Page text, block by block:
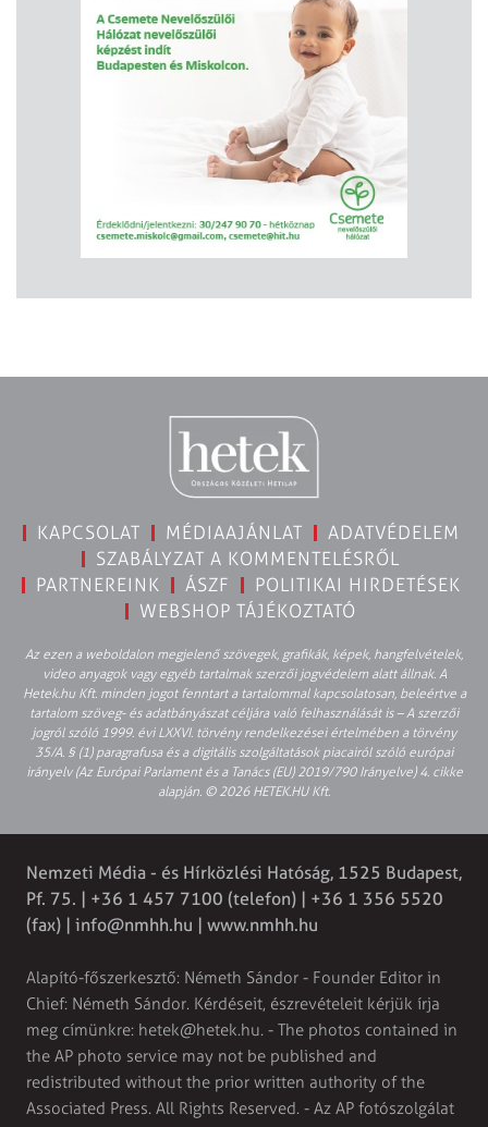
KAPCSOLAT MÉDIAAJÁNLAT
ADATVÉDELEM
SZABÁLYZAT A KOMMENTELÉSRŐL
PARTNEREINK
ÁSZF
POLITIKAI HIRDETÉSEK
WEBSHOP TÁJÉKOZTATÓ
Az ezen a weboldalon megjelenő szövegek, grafikák, képek, hangfelvételek,
video anyagok vagy egyéb tartalmak szerzői jogvédelem alatt állnak. A
Hetek.hu Kft. minden jogot fenntart a tartalommal kapcsolatosan, beleértve a
tartalom szöveg- és adatbányászat céljára való felhasználását is – A szerzői
jogról szóló 1999. évi LXXVI. törvény rendelkezései értelmében a törvény
35/A. § (1) paragrafusa és a digitális szolgáltatások piacairól szóló európai
irányelv (Az Európai Parlament és a Tanács (EU) 2019/790 Irányelve) 4. cikke
alapján. © 2026 HETEK.HU Kft.
Nemzeti Média - és Hírközlési Hatóság, 1525 Budapest,
Pf. 75. | +36 1 457 7100 (telefon) | +36 1 356 5520
(fax) | info@nmhh.hu | www.nmhh.hu
Alapító-főszerkesztő: Németh Sándor - Founder Editor in
Chief: Németh Sándor. Kérdéseit, észrevételeit kérjük írja
meg címünkre: hetek@hetek.hu. - The photos contained in
the AP photo service may not be published and
redistributed without the prior written authority of the
Associated Press. All Rights Reserved. - Az AP fotószolgálat